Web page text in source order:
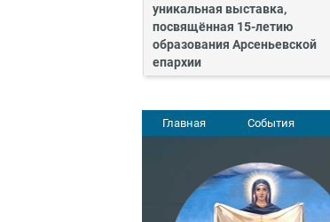
уникальная выставка,
посвящённая 15-летию
образования Арсеньевской
епархии
Главная События